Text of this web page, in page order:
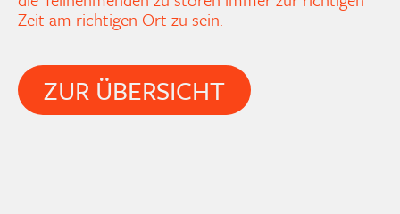
Zeit am richtigen Ort zu sein.
ZUR ÜBERSICHT